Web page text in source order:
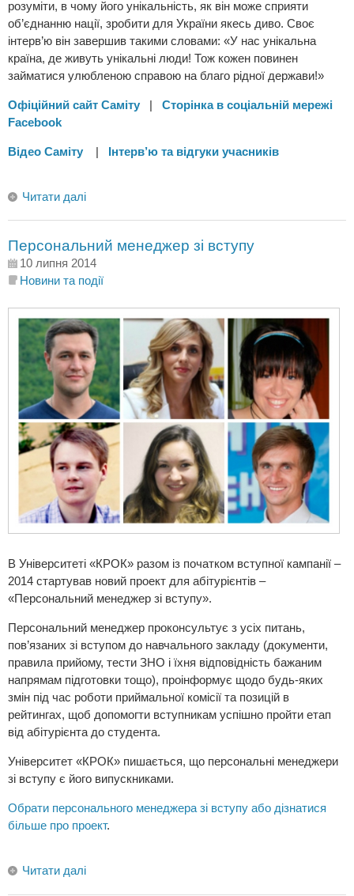
розуміти, в чому його унікальність, як він може сприяти
об’єднанню нації, зробити для України якесь диво. Своє
інтерв’ю він завершив такими словами: «У нас унікальна
країна, де живуть унікальні люди! Тож кожен повинен
займатися улюбленою справою на благо рідної держави!»
Офіційний сайт Cаміту | Сторінка в соціальній мережі
Facebook
Відео Саміту | Інтерв’ю та відгуки учасників
Читати далі
Персональний менеджер зі вступу
10 липня 2014
Новини та події
В Університеті «КРОК» разом із початком вступної кампанії –
2014 стартував новий проект для абітурієнтів –
«Персональний менеджер зі вступу».
Персональний менеджер проконсультує з усіх питань,
пов’язаних зі вступом до навчального закладу (документи,
правила прийому, тести ЗНО і їхня відповідність бажаним
напрямам підготовки тощо), проінформує щодо будь-яких
змін під час роботи приймальної комісії та позицій в
рейтингах, щоб допомогти вступникам успішно пройти етап
від абітурієнта до студента.
Університет «КРОК» пишається, що персональні менеджери
зі вступу є його випускниками.
Обрати персонального менеджера зі вступу або дізнатися
більше про проект.
Читати далі